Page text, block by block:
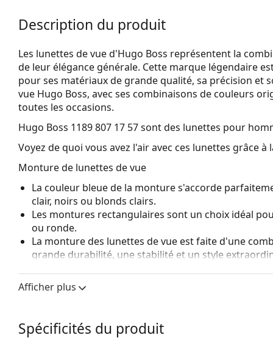
Description du produit
Les lunettes de vue d'Hugo Boss représentent la
de leur élégance générale. Cette marque légendaire
pour ses matériaux de grande qualité, sa précision et
vue Hugo Boss, avec ses combinaisons de couleurs
toutes les occasions.
Hugo Boss 1189 807 17 57sont des lunettes pour
Voyez de quoi vous avez l'air avec ces lunettes grâce
Monture de lunettes de vue
La couleur bleue de la monture s'accorde
clair, noirs ou blonds clairs.
Les montures rectangulaires sont un choix idéal
ou ronde.
La monture des lunettes de vue est faite d'une
grande durabilité, une stabilité et un style
composent d'une monture avant et d'une paire de
votre style grâce à leur design remarquable. L'un
de monture convient à tous les verres, y compris
Accessoires
Afficher plus
Spécificités du produit